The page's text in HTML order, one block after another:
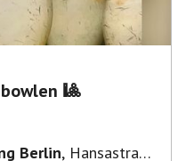
🎱
Berlin, Hansastraße